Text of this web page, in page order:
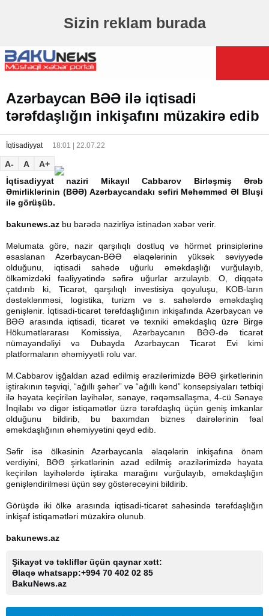
Sizin reklam burada
Azərbaycan BƏƏ ilə iqtisadi
tərəfdaşlığın inkişafını müzakirə edib
İqtisadiyyat 18:01 | 22.07.22
A- A
A+
İqtisadiyyat naziri Mikayıl Cabbarov Birləşmiş Ərəb
Əmirliklərinin (BƏƏ) Azərbaycandakı səfiri Məhəmməd Əl Bluşi
ilə görüşüb.
bakunews.az bu barədə nazirliyə istinadən xəbər verir.
Məlumata görə, nazir qarşılıqlı dostluq və hörmət prinsiplərinə
əsaslanan Azərbaycan-BƏƏ əlaqələrinin yüksək səviyyədə
olduğunu, iqtisadi sahədə uğurlu əməkdaşlığı vurğulayıb,
ölkəmizdəki fəaliyyətində səfirə uğurlar arzulayıb. O, diqqətə
çatdırıb ki, Ticarət, qarşılıqlı investisiya qoyuluşu, KOB-ların
dəstəklənməsi, logistika, turizm və s. sahələrdə əməkdaşlıq
genişlənir. İqtisadi-ticarət tərəfdaşlığının inkişafında Azərbaycan və
BƏƏ arasında iqtisadi, ticarət və texniki əməkdaşlıq üzrə Birgə
Hökumətlərarası Komissiya, Azərbaycanın BƏƏ-də ticarət
nümayəndəliyi və Dubayda Azərbaycan Ticarət Evi kimi
platformaların əhəmiyyətli rolu var.
M.Cabbarov işğaldan azad edilmiş ərazilərimizdə BƏƏ şirkətlərinin
iştirakının təşviqi, “ağıllı şəhər” və “ağıllı kənd” konsepsiyaları tətbiqi
ilə həyata keçirilən layihələr, sənaye, rəqəmsallaşma, 4-cü Sənaye
İnqilabı və digər istiqamətlər üzrə tərəfdaşlıq üçün geniş imkanlar
olduğunu bildirib, bu baxımdan biznes dairələrinin fəal
əməkdaşlığının əhəmiyyətini qeyd edib.
Səfir isə ölkəsinin Azərbaycanla əlaqələrin inkişafına önəm
verdiyini, BƏƏ şirkətlərinin azad edilmiş ərazilərimizdə həyata
keçirilən layihələrdə iştiraka marağını vurğulayıb, əməkdaşlığın
genişləndirilməsi üçün səy göstərəcəyini bildirib.
Görüşdə iki ölkə arasında iqtisadi-ticarət sahəsində tərəfdaşlığın
inkişaf istiqamətləri müzakirə olunub.
bakunews.az
Şikayət və təkliflər üçün qaynar xətt:
Əlaqə whatsapp:+994 70 402 02 85
BakuNews.az